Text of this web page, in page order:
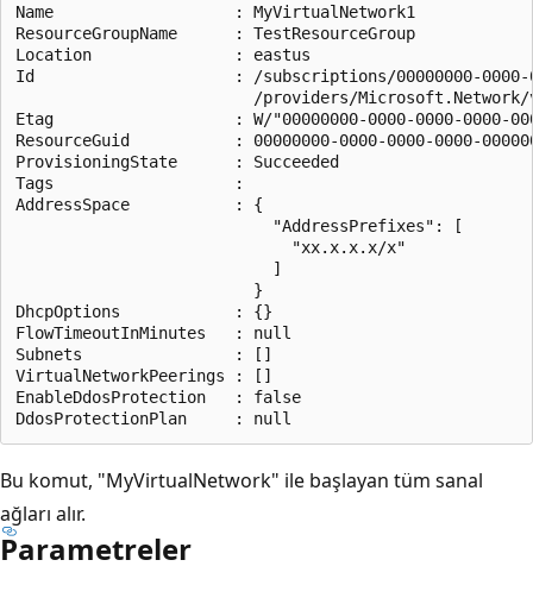
Name                   : MyVirtualNetwork1
ResourceGroupName      : TestResourceGroup
Location               : eastus
Id                     : /subscriptions/00000000-0000-0000-
/providers/
Etag                   : W/"00000000-0000-0000-0000-
ResourceGuid           : 00000000-0000-0000-0000-
ProvisioningState      : Succeeded
Tags                   :
AddressSpace           : {
                           "AddressPrefixes": [
                             "xx.x.x.x/x"
                           ]
                         }
DhcpOptions            : {}
FlowTimeoutInMinutes   : null
Subnets                : []
VirtualNetworkPeerings : []
EnableDdosProtection   : false
Bu komut, "MyVirtualNetwork" ile başlayan tüm sanal
ağları alır.
Parametreler